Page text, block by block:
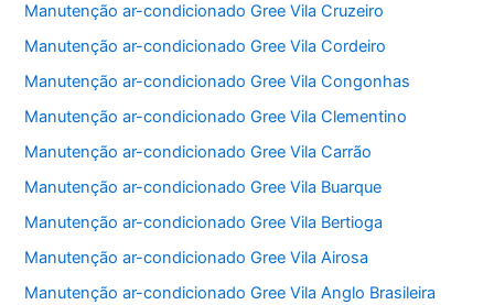
Manutenção ar-condicionado Gree Vila Cruzeiro
Manutenção ar-condicionado Gree Vila Cordeiro
Manutenção ar-condicionado Gree Vila Congonhas
Manutenção ar-condicionado Gree Vila Clementino
Manutenção ar-condicionado Gree Vila Carrão
Manutenção ar-condicionado Gree Vila Buarque
Manutenção ar-condicionado Gree Vila Bertioga
Manutenção ar-condicionado Gree Vila Airosa
Manutenção ar-condicionado Gree Vila Anglo Brasileira